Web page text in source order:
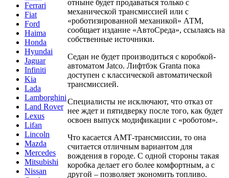
Ferrari
Fiat
Ford
Haima
Honda
Hyundai
Jaguar
Infiniti
Kia
Lada
Lamborghini
Land Rover
Lexus
Lifan
Lincoln
Mazda
Mercedes
Mitsubishi
Nissan
отныне будет продаваться только с
механической трансмиссией или с
«роботизированной механикой» АТМ,
сообщает издание «АвтоСреда», ссылаясь на
собственные источники.
Седан не будет производиться с коробкой-
автоматом Jatco. Лифтбэк Granta пока
доступен с классической автоматической
трансмиссией.
Специалисты не исключают, что отказ от
нее ждет и пятидверку после того, как будет
освоен выпуск модификации с «роботом».
Что касается АМТ-трансмиссии, то она
считается отличным вариантом для
вождения в городе. С одной стороны такая
коробка делает его более комфортным, а с
другой – позволяет экономить топливо.